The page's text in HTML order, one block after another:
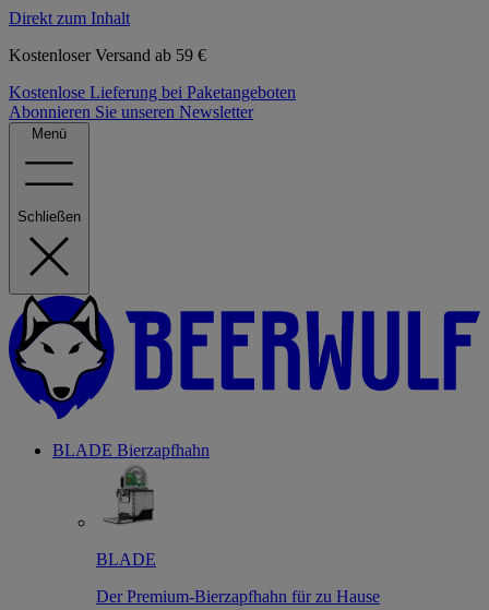
Direkt zum Inhalt
Kostenloser Versand ab 59 €
Kostenlose Lieferung bei Paketangeboten
Abonnieren Sie unseren Newsletter
Menü
Schließen
BLADE Bierzapfhahn
BLADE
Der Premium-Bierzapfhahn für zu Hause